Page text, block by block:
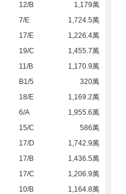
12/B
1,179萬
7/E
1,724.5萬
17/E
1,226.4萬
19/C
1,455.7萬
11/B
1,170.9萬
B1/5
320萬
18/E
1,169.2萬
6/A
1,955.6萬
15/C
586萬
17/D
1,742.9萬
17/B
1,436.5萬
17/C
1,206.9萬
10/B
1,164.8萬